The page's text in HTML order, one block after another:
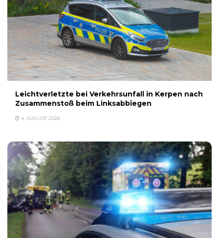
Leichtverletzte bei Verkehrsunfall in Kerpen nach
Zusammenstoß beim Linksabbiegen
4. AUGUST 2026